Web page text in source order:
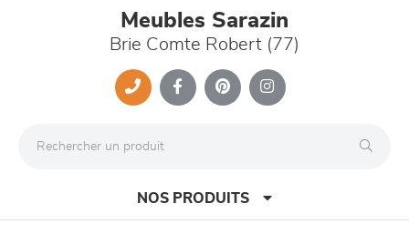
Meubles Sarazin
Brie Comte Robert (77)
NOS PRODUITS